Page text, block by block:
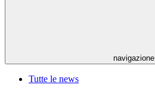
navigazione
Tutte le news